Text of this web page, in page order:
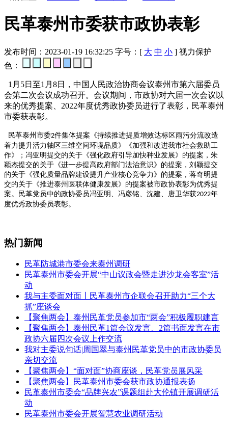
民革泰州市委获市政协表彰
发布时间：2023-01-19 16:32:25 字号：[ 大 中 小 ] 视力保护
色：
1月5日至1月8日，中国人民政治协商会议泰州市第六届委员
会第二次会议成功召开。会议期间，市政协对六届一次会议以
来的优秀提案、2022年度优秀政协委员进行了表彰，民革泰州
市委获表彰。
民革泰州市委2件集体提案《持续推进提质增效达标区雨污分流改造
着力提升活力轴区三维空间环境品质》《加强和改进我市社会救助工
作》；冯亚明提交的关于《强化政府引导加快种业发展》的提案，朱
颖杰提交的关于《进一步提高政府部门法治意识》的提案，刘颖提交
的关于《强化质量品牌建设提升产业核心竞争力》的提案，蒋奇明提
交的关于《推进泰州医联体健康发展》的提案被市政协表彰为优秀提
案。民革党员中的政协委员冯亚明、冯彦铭、沈建、唐卫华获2022年
度优秀政协委员表彰。
热门新闻
民革防城港市委会来泰州调研
民革泰州市委会开展“中山议政会暨走进沙龙会客室”活
动
我与主委面对面丨民革泰州市企联会召开助力“三个大
抓”座谈会
【聚焦两会】泰州民革党员参加市“两会”积极履职建言
【聚焦两会】泰州民革1篇会议发言、2篇书面发言在市
政协六届四次会议上作交流
我对主委说句话|周国翠与泰州民革党员中的市政协委员
亲切交流
【聚焦两会】“面对面”协商座谈，民革党员展风采
【聚焦两会】民革泰州市委会获市政协通报表扬
民革泰州市委会“品牌兴农”课题组赴大伦镇开展调研活
动
民革泰州市委会开展智慧农业调研活动